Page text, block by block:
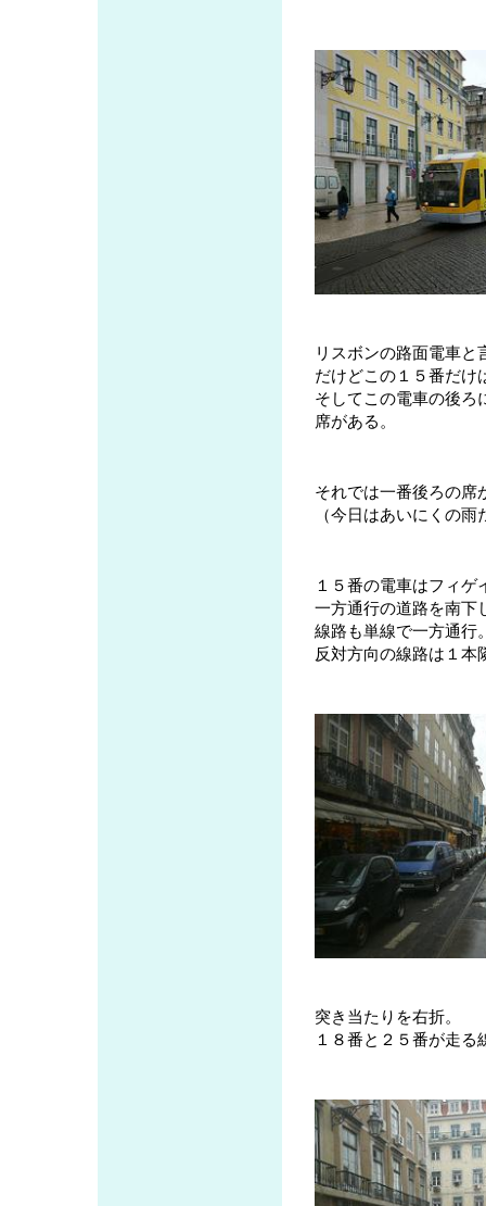
リスボンの路面電車と
だけどこの１５番だけ
そしてこの電車の後ろ
席がある。
それでは一番後ろの席
（今日はあいにくの
１５番の電車はフィ
一方通行の道路を南下
線路も単線で一方通行
反対方向の線路は１本
突き当たりを右折。
１８番と２５番が走る